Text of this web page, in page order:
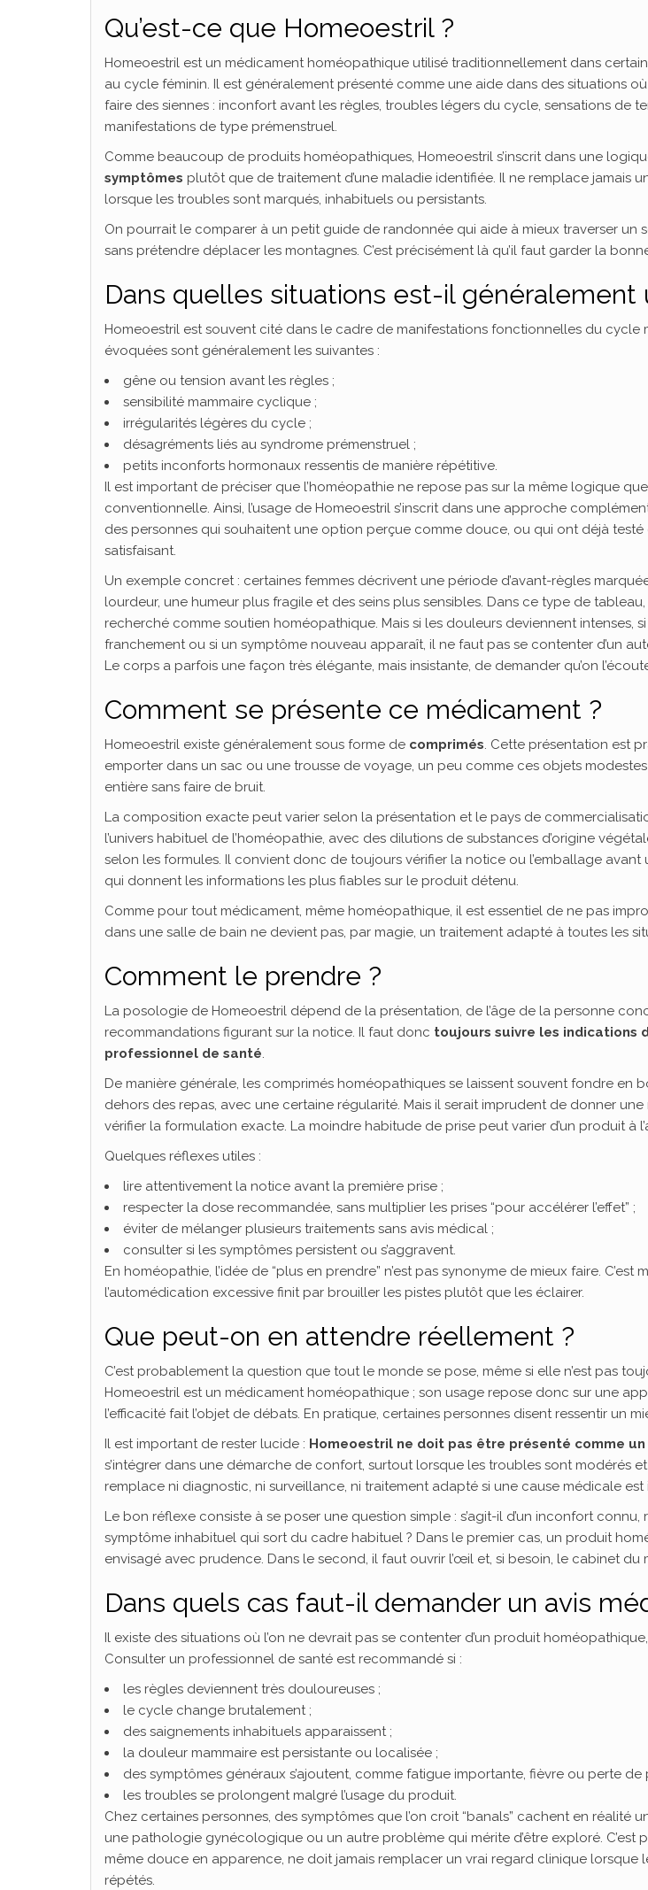
Qu’est-ce que Homeoestril ?
Homeoestril est un médicament homéopathique utilisé traditionnellement dans
au cycle féminin. Il est généralement présenté comme une aide dans des situations
faire des siennes : inconfort avant les règles, troubles légers du cycle, sensations de
manifestations de type prémenstruel.
Comme beaucoup de produits homéopathiques, Homeoestril s’inscrit dans une
symptômes plutôt que de traitement d’une maladie identifiée. Il ne remplace jamais
lorsque les troubles sont marqués, inhabituels ou persistants.
On pourrait le comparer à un petit guide de randonnée qui aide à mieux traverser un
sans prétendre déplacer les montagnes. C’est précisément là qu’il faut garder la
Dans quelles situations est-il généralement
Homeoestril est souvent cité dans le cadre de manifestations fonctionnelles du cycle
évoquées sont généralement les suivantes :
gêne ou tension avant les règles ;
sensibilité mammaire cyclique ;
irrégularités légères du cycle ;
désagréments liés au syndrome prémenstruel ;
petits inconforts hormonaux ressentis de manière répétitive.
Il est important de préciser que l’homéopathie ne repose pas sur la même logique
conventionnelle. Ainsi, l’usage de Homeoestril s’inscrit dans une approche
des personnes qui souhaitent une option perçue comme douce, ou qui ont déjà testé
satisfaisant.
Un exemple concret : certaines femmes décrivent une période d’avant-règles
lourdeur, une humeur plus fragile et des seins plus sensibles. Dans ce type de
recherché comme soutien homéopathique. Mais si les douleurs deviennent intenses,
franchement ou si un symptôme nouveau apparaît, il ne faut pas se contenter d’un
Le corps a parfois une façon très élégante, mais insistante, de demander qu’on
Comment se présente ce médicament ?
Homeoestril existe généralement sous forme de comprimés. Cette présentation est
emporter dans un sac ou une trousse de voyage, un peu comme ces objets
entière sans faire de bruit.
La composition exacte peut varier selon la présentation et le pays de
l’univers habituel de l’homéopathie, avec des dilutions de substances d’origine
selon les formules. Il convient donc de toujours vérifier la notice ou l’emballage avant
qui donnent les informations les plus fiables sur le produit détenu.
Comme pour tout médicament, même homéopathique, il est essentiel de ne pas
dans une salle de bain ne devient pas, par magie, un traitement adapté à toutes les
Comment le prendre ?
La posologie de Homeoestril dépend de la présentation, de l’âge de la personne
recommandations figurant sur la notice. Il faut donc toujours suivre les indications
professionnel de santé.
De manière générale, les comprimés homéopathiques se laissent souvent fondre en
dehors des repas, avec une certaine régularité. Mais il serait imprudent de donner
vérifier la formulation exacte. La moindre habitude de prise peut varier d’un produit à
Quelques réflexes utiles :
lire attentivement la notice avant la première prise ;
respecter la dose recommandée, sans multiplier les prises “pour accélérer l’effet” ;
éviter de mélanger plusieurs traitements sans avis médical ;
consulter si les symptômes persistent ou s’aggravent.
En homéopathie, l’idée de “plus en prendre” n’est pas synonyme de mieux faire. C’est
l’automédication excessive finit par brouiller les pistes plutôt que les éclairer.
Que peut-on en attendre réellement ?
C’est probablement la question que tout le monde se pose, même si elle n’est pas
Homeoestril est un médicament homéopathique ; son usage repose donc sur une
l’efficacité fait l’objet de débats. En pratique, certaines personnes disent ressentir un
Il est important de rester lucide : Homeoestril ne doit pas être présenté comme
s’intégrer dans une démarche de confort, surtout lorsque les troubles sont modérés
remplace ni diagnostic, ni surveillance, ni traitement adapté si une cause médicale est
Le bon réflexe consiste à se poser une question simple : s’agit-il d’un inconfort connu,
symptôme inhabituel qui sort du cadre habituel ? Dans le premier cas, un produit
envisagé avec prudence. Dans le second, il faut ouvrir l’œil et, si besoin, le cabinet du
Dans quels cas faut-il demander un avis
Il existe des situations où l’on ne devrait pas se contenter d’un produit
Consulter un professionnel de santé est recommandé si :
les règles deviennent très douloureuses ;
le cycle change brutalement ;
des saignements inhabituels apparaissent ;
la douleur mammaire est persistante ou localisée ;
des symptômes généraux s’ajoutent, comme fatigue importante, fièvre ou perte de
les troubles se prolongent malgré l’usage du produit.
Chez certaines personnes, des symptômes que l’on croit “banals” cachent en réalité
une pathologie gynécologique ou un autre problème qui mérite d’être exploré. C’est
même douce en apparence, ne doit jamais remplacer un vrai regard clinique lorsque
répétés.